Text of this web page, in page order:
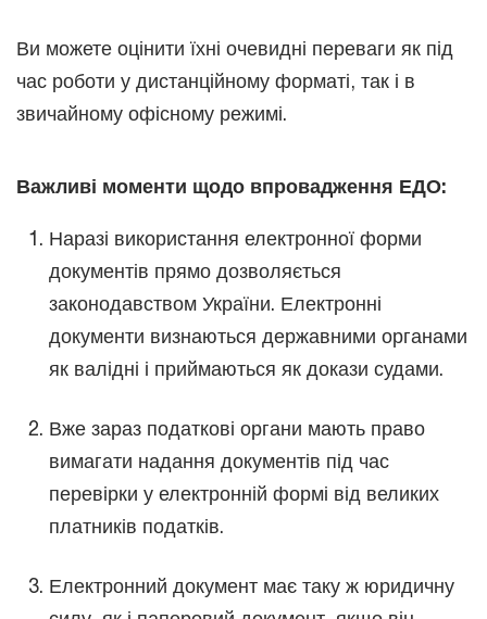
Ви можете оцінити їхні очевидні переваги як під
час роботи у дистанційному форматі, так і в
звичайному офісному режимі.
Важливі моменти щодо впровадження ЕДО:
Наразі використання електронної форми
документів прямо дозволяється
законодавством України. Електронні
документи визнаються державними органами
як валідні і приймаються як докази судами.
Вже зараз податкові органи мають право
вимагати надання документів під час
перевірки у електронній формі від великих
платників податків.
Електронний документ має таку ж юридичну